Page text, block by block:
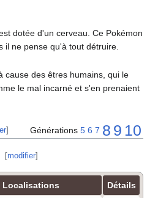
dotée d'un cerveau. Ce Pokémon
il ne pense qu'à tout détruire.
cause des êtres humains, qui le
le mal incarné et s'en prenaient
] Générations 5 6 7 8 9 10
[modifier]
Localisations Détails